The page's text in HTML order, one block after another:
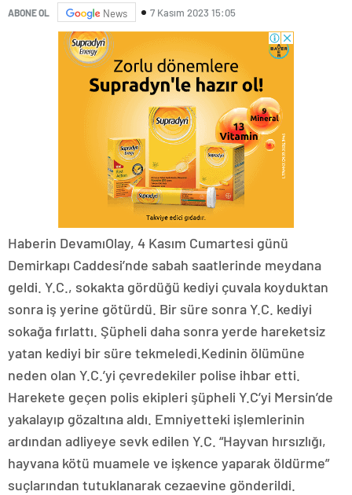
ABONE OL News 7 Kasım 2023 15:05
Haberin DevamıOlay, 4 Kasım Cumartesi günü
Demirkapı Caddesi’nde sabah saatlerinde meydana
geldi. Y.C., sokakta gördüğü kediyi çuvala koyduktan
sonra iş yerine götürdü. Bir süre sonra Y.C. kediyi
sokağa fırlattı. Şüpheli daha sonra yerde hareketsiz
yatan kediyi bir süre tekmeledi.Kedinin ölümüne
neden olan Y.C.’yi çevredekiler polise ihbar etti.
Harekete geçen polis ekipleri şüpheli Y.C’yi Mersin’de
yakalayıp gözaltına aldı. Emniyetteki işlemlerinin
ardından adliyeye sevk edilen Y.C. “Hayvan hırsızlığı,
hayvana kötü muamele ve işkence yaparak öldürme”
suçlarından tutuklanarak cezaevine gönderildi.